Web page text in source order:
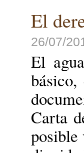
El
26/07/
El
Carta